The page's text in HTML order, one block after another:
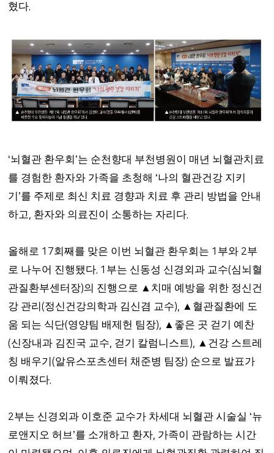
혔다.
‘뇌혈관 환우회 ’는 순천향대 부천병원이 매년 뇌혈관치료
를 경험한 환자와 가족을 초청해 ‘나의 혈관건강 지키
기 ’를 주제로 최신 치료 경향과 치료 후 관리 방법을 안내
하고, 환자와 의료진이 소통하는 자리다.
올해로 17회째를 맞은 이번 뇌혈관 환우회는 1 부와 2부
로 나누어 진행됐다. 1 부는 신동성 신경외과 교수(심뇌혈
관질환부센터장)의 진행으로 ▲ 치매 예방을 위한 정신건
강 관리(정신건강의학과 김신겸 교수), ▲ 혈관질환에 도
움 되는 식단(영양팀 배제헌 팀장), ▲ 좋은 곳 걷기 예찬
(신장내과 김진국 교수, 걷기 칼럼니스트), ▲ 건강 스트레
칭 배우기(알유스포츠센터 채준병 팀장) 순으로 발표가
이뤄졌다.
2부는 신경외과 이호준 교수가 차세대 뇌혈관 시술실 ‘뉴
로앤지오 허브’를 소개하고 환자, 가족이 관람하는 시간